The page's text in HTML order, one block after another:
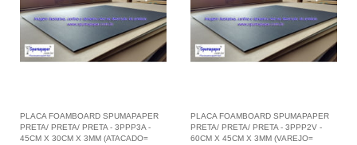
PLACA FOAMBOARD SPUMAPAPER
PRETA/ PRETA/ PRETA - 3PPP3A -
45CM X 30CM X 3MM (ATACADO=
PLACA FOAMBOARD SPUMAPAPER
PRETA/ PRETA/ PRETA - 3PPP2V -
60CM X 45CM X 3MM (VAREJO=